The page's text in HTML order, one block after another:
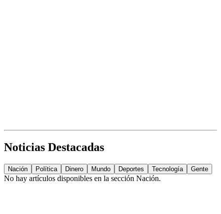
Noticias Destacadas
Nación Política Dinero Mundo Deportes Tecnología Gente
No hay artículos disponibles en la sección Nación.